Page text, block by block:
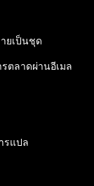
ยเป็นชุด
รตลาดผ่านอีเมล
รแปล